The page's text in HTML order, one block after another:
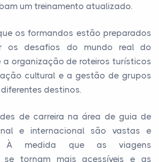
um treinamento atualizado.
os formandos estão preparados
os desafios do mundo real do
a organização de roteiros turísticos
cultural e a gestão de grupos
destinos.
de carreira na área de guia de
e internacional são vastas e
À medida que as viagens
se tornam mais acessíveis e as